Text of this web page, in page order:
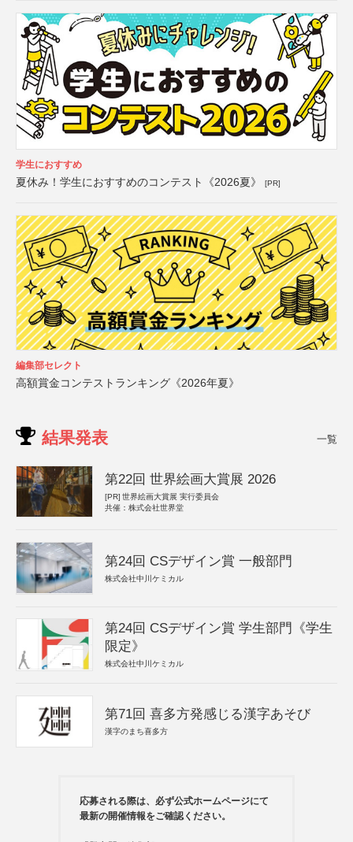
学生におすすめ
夏休み！学生におすすめのコンテスト《2026夏》 [PR]
編集部セレクト
高額賞金コンテストランキング《2026年夏》
結果発表 一覧
第22回 世界絵画大賞展 2026
[PR] 世界絵画大賞展 実行委員会
共催：株式会社世界堂
第24回 CSデザイン賞 一般部門
株式会社中川ケミカル
第24回 CSデザイン賞 学生部門《学生
限定》
株式会社中川ケミカル
第71回 喜多方発感じる漢字あそび
漢字のまち喜多方
応募される際は、必ず公式ホームページにて
最新の開催情報をご確認ください。